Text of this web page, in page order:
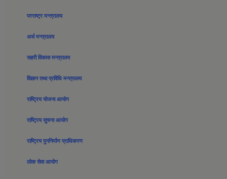
परराष्ट्र मन्त्रालय
अर्थ मन्त्रालय
सहरी विकास मन्त्रालय
विज्ञान तथा प्रविधि मन्त्रालय
राष्ट्रिय योजना आयोग
राष्ट्रिय सुचना आयोग
राष्ट्रिय पुननिर्माण प्राधिकरण
लोक सेवा आयोग